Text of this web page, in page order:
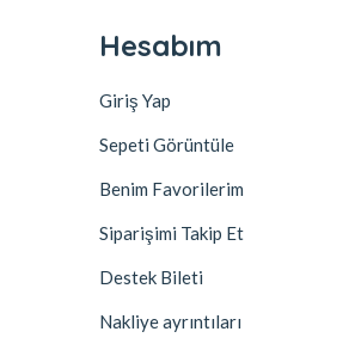
Hesabım
Giriş Yap
Sepeti Görüntüle
Benim Favorilerim
Siparişimi Takip Et
Destek Bileti
Nakliye ayrıntıları